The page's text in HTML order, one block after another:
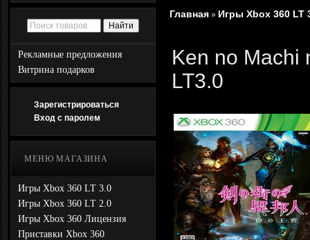
Рекламные предложения
Витрина подарков
Зарегистрироваться
Вход с паролем
МЕНЮ МАГАЗИНА
Игры Xbox 360 LT 3.0
Игры Xbox 360 LT 2.0
Игры Xbox 360 Лицензия
Приставки Xbox 360
Главная » Игры Xbox 360 LT
Ken no Machi
LT3.0